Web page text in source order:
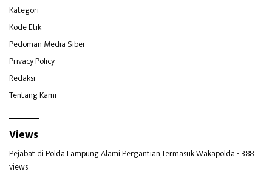
Kategori
Kode Etik
Pedoman Media Siber
Privacy Policy
Redaksi
Tentang Kami
Views
Pejabat di Polda Lampung Alami Pergantian,Termasuk Wakapolda- 388
views